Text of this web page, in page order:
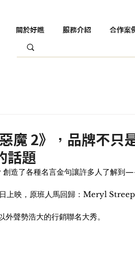
關於好瞧 服務介紹 合作案
魔 2》，品牌不只
話題
了各種名言金句讓許多人了解到
上映，原班人馬回歸：Meryl
聲勢浩大的行銷聯名大秀。